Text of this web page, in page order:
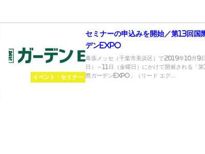
イベント・セミナー
セミナーの申込みを開始／第13回国
デンEXPO
幕張メッセ（千葉市美浜区）で2019年10月9
日）～11日（金曜日）にかけて開催される「第
際ガーデンEXPO」（リード エグ...